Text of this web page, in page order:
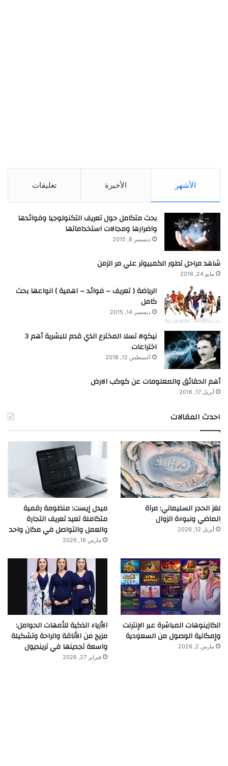
الأشهر الأخيرة تعليقات
بحث متكامل حول تعريف التكنولوجيا وفوائدها
واضرارها ومجالات استخداماتها
ديسمبر 8, 2015
شاهد مراحل تطور الكمبيوتر علي مر الزمن
مايو 24, 2016
الرياضة ( تعريف – فوائد – اهمية ) انواعها بحث
كامل
ديسمبر 14, 2015
نيكولا تسلا المخترع الذي قدم للبشرية أهم 3
اختراعات
أغسطس 12, 2018
أهم الحقائق والمعلومات عن كوكب الارض
أبريل 17, 2016
احدث المقالات
لغز الحجر السليماني: مرآة
الماضي ونبوءة الزوال
أبريل 12, 2026
ميدل إيست: منظومة رقمية
متكاملة تعيد تعريف التجارة
والعمل والتواصل في مكان واحد
مارس 18, 2026
الكازينوهات المباشرة عبر الإنترنت
وإمكانية الوصول من السعودية
مارس 2, 2026
الأزياء الذكية للأمهات الحوامل:
مزيج من الأناقة والراحة وتشكيلة
واسعة تجدينها في ترينديول
فبراير 27, 2026